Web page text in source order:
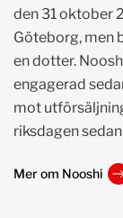
den 31 oktober
Göteborg, men
en dotter.
engagerad
mot
riksdagen
Mer om Nooshi